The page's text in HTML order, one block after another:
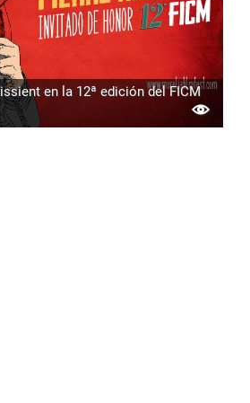
en la 12ª edición del FICM